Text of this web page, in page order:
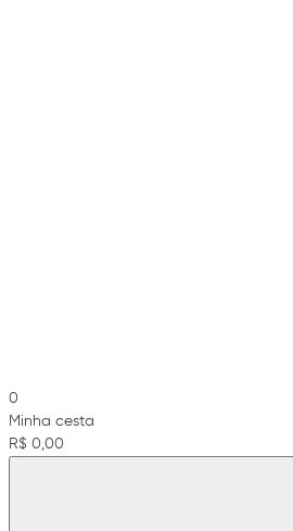
0
Minha cesta
R$ 0,00